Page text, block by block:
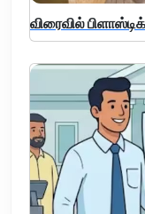
விரைவில்